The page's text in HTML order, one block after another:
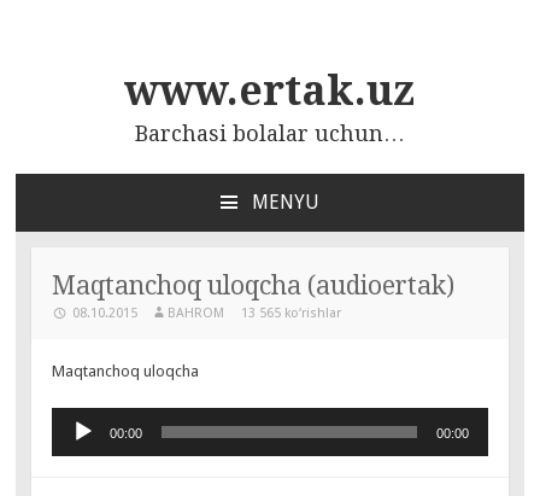
www.ertak.uz
Barchasi bolalar uchun…
MENYU
СОДЕРЖАНИЮ
Maqtanchoq uloqcha (audioertak)
08.10.2015 BAHROM 13 565 ko‘rishlar
Maqtanchoq uloqcha
Аудиоплеер
00:00 00:00